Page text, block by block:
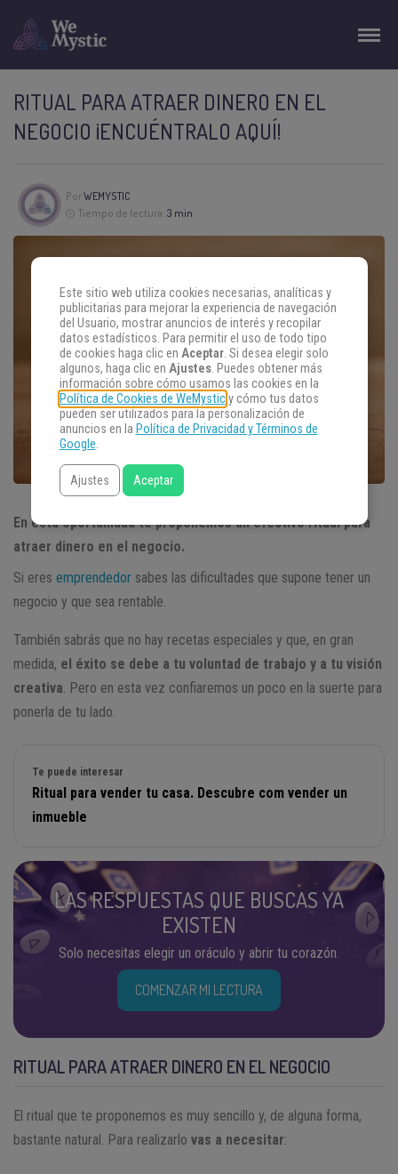
RITUAL PARA ATRAER DINERO EN EL
NEGOCIO ¡ENCUÉNTRALO AQUÍ!
PorWEMYSTIC
Tiempo de lectura: 3 min
En esta oportunidad te proponemos un efectivo ritual para
atraer dinero en el negocio.
Si eres emprendedor sabes las dificultades que supone tener un
negocio y que sea rentable.
También sabrás que no hay recetas especiales y que, en gran
medida, el éxito se debe a tu voluntad de trabajo y a tu visión
creativa . Pero en esta vez confiaremos un poco en la suerte para
ponerla de tu lado.
Te puede interesar
Ritual para vender tu casa. Descubre com vender un
inmueble
LAS RESPUESTAS QUE BUSCAS YA
EXISTEN
Solo necesitas elegir un oráculo y abrir tu corazón.
COMENZAR MI LECTURA
RITUAL PARA ATRAER DINERO EN EL NEGOCIO
El ritual que te proponemos es muy sencillo y, de alguna forma,
bastante natural. Para realizarlo vas a necesitar:
Este sitio web utiliza cookies necesarias, analíticas y
publicitarias para mejorar la experiencia de navegación
del Usuario, mostrar anuncios de interés y recopilar
datos estadísticos. Para permitir el uso de todo tipo
de cookies haga clic en Aceptar. Si desea elegir solo
algunos, haga clic en Ajustes. Puedes obtener más
información sobre cómo usamos las cookies en la
Política de Cookies de WeMysticy cómo tus datos
pueden ser utilizados para la personalización de
anuncios en la Política de Privacidad y Términos de
Google.
Ajustes Aceptar